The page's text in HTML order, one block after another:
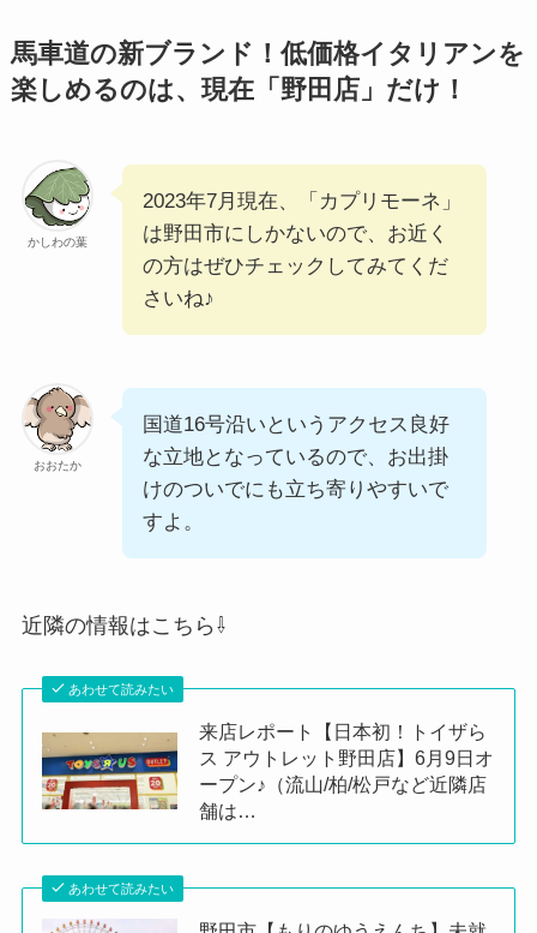
馬車道の新ブランド！低価格イタリアンを
楽しめるのは、現在「野田店」だけ！
かしわの葉
2023年7月現在、「カプリモーネ」
は野田市にしかないので、お近く
の方はぜひチェックしてみてくだ
さいね♪
おおたか
国道16号沿いというアクセス良好
な立地となっているので、お出掛
けのついでにも立ち寄りやすいで
すよ。
近隣の情報はこちら⇩
あわせて読みたい
来店レポート【日本初！トイザら
ス アウトレット野田店】6月9日オ
ープン♪（流山/柏/松戸など近隣店
舗は…
あわせて読みたい